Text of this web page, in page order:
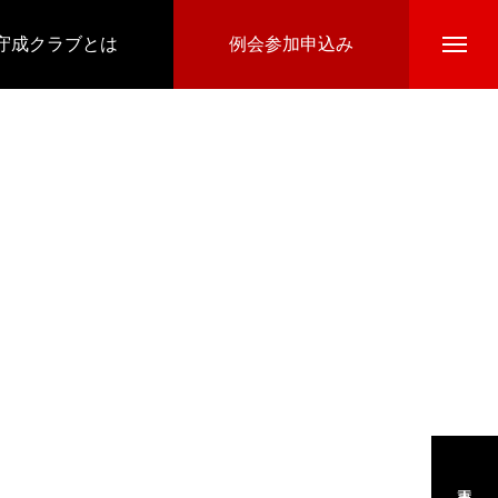
成クラブとは 例会参加申込み